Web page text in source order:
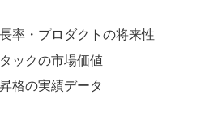
率・プロダクトの将来性
ックの市場価値
格の実績データ